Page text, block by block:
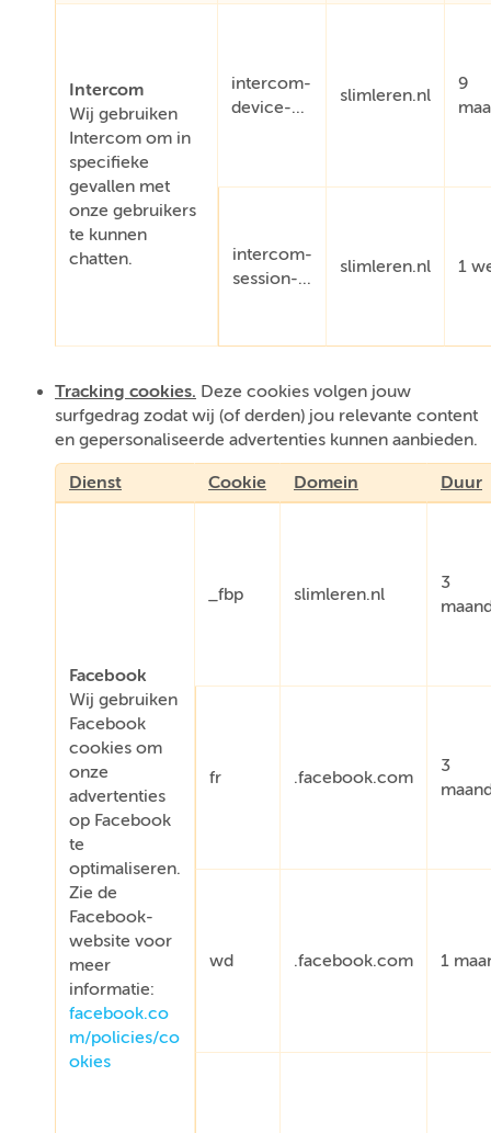
Intercom
Wij gebruiken
Intercom om in
specifieke
gevallen met
onze gebruikers
te kunnen
chatten.
intercom-
device-...
slimleren.nl
9
intercom-
session-...
slimleren.nl 1
Tracking cookies. Deze cookies volgen jouw
surfgedrag zodat wij (of derden) jou relevante content
en gepersonaliseerde advertenties kunnen aanbieden.
Dienst Cookie Domein Duur
Facebook
Wij gebruiken
Facebook
cookies om
onze
advertenties
op Facebook
te
optimaliseren.
Zie de
Facebook-
website voor
meer
informatie:
facebook.co
m/policies/co
okies
_fbp slimleren.nl
3
fr .facebook.com
3
wd .facebook.com 1